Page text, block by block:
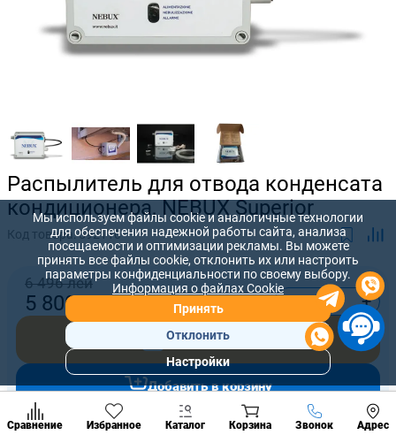
Распылитель для отвода конденсата
кондиционера, NEBUX Superior
Код товара:592110
6 496 лей
5 800лей - +
Купить сейчас
Добавить в корзину
Сравнение Избранное Каталог Корзина Звонок Адрес
Позвонить
разделы
Мы используем файлы cookie и аналогичные технологии
для обеспечения надежной работы сайта, анализа
посещаемости и оптимизации рекламы. Вы можете
принять все файлы cookie, отклонить их или настроить
параметры конфиденциальности по своему выбору.
Информация о файлах Cookie
Принять
Отклонить
Настройки